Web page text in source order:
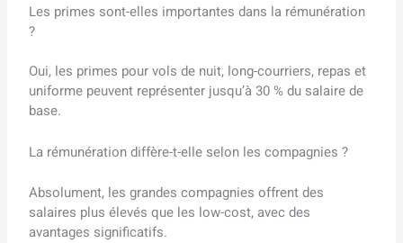
Les primes sont-elles importantes dans la rémunération
?
Oui, les primes pour vols de nuit, long-courriers, repas et
uniforme peuvent représenter jusqu’à 30 % du salaire de
base.
La rémunération diffère-t-elle selon les compagnies ?
Absolument, les grandes compagnies offrent des
salaires plus élevés que les low-cost, avec des
avantages significatifs.